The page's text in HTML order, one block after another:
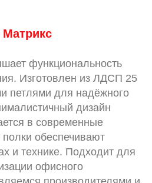
функциональность
Изготовлен из ЛДСП 25
петлями для надёжного
дизайн
в современные
обеспечивают
и технике. Подходит для
офисного